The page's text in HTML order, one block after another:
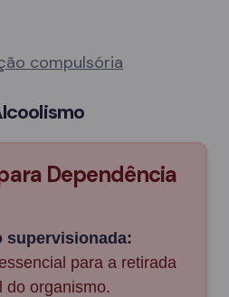
compulsória
Dependência
supervisionada:
para a retirada
do organismo.